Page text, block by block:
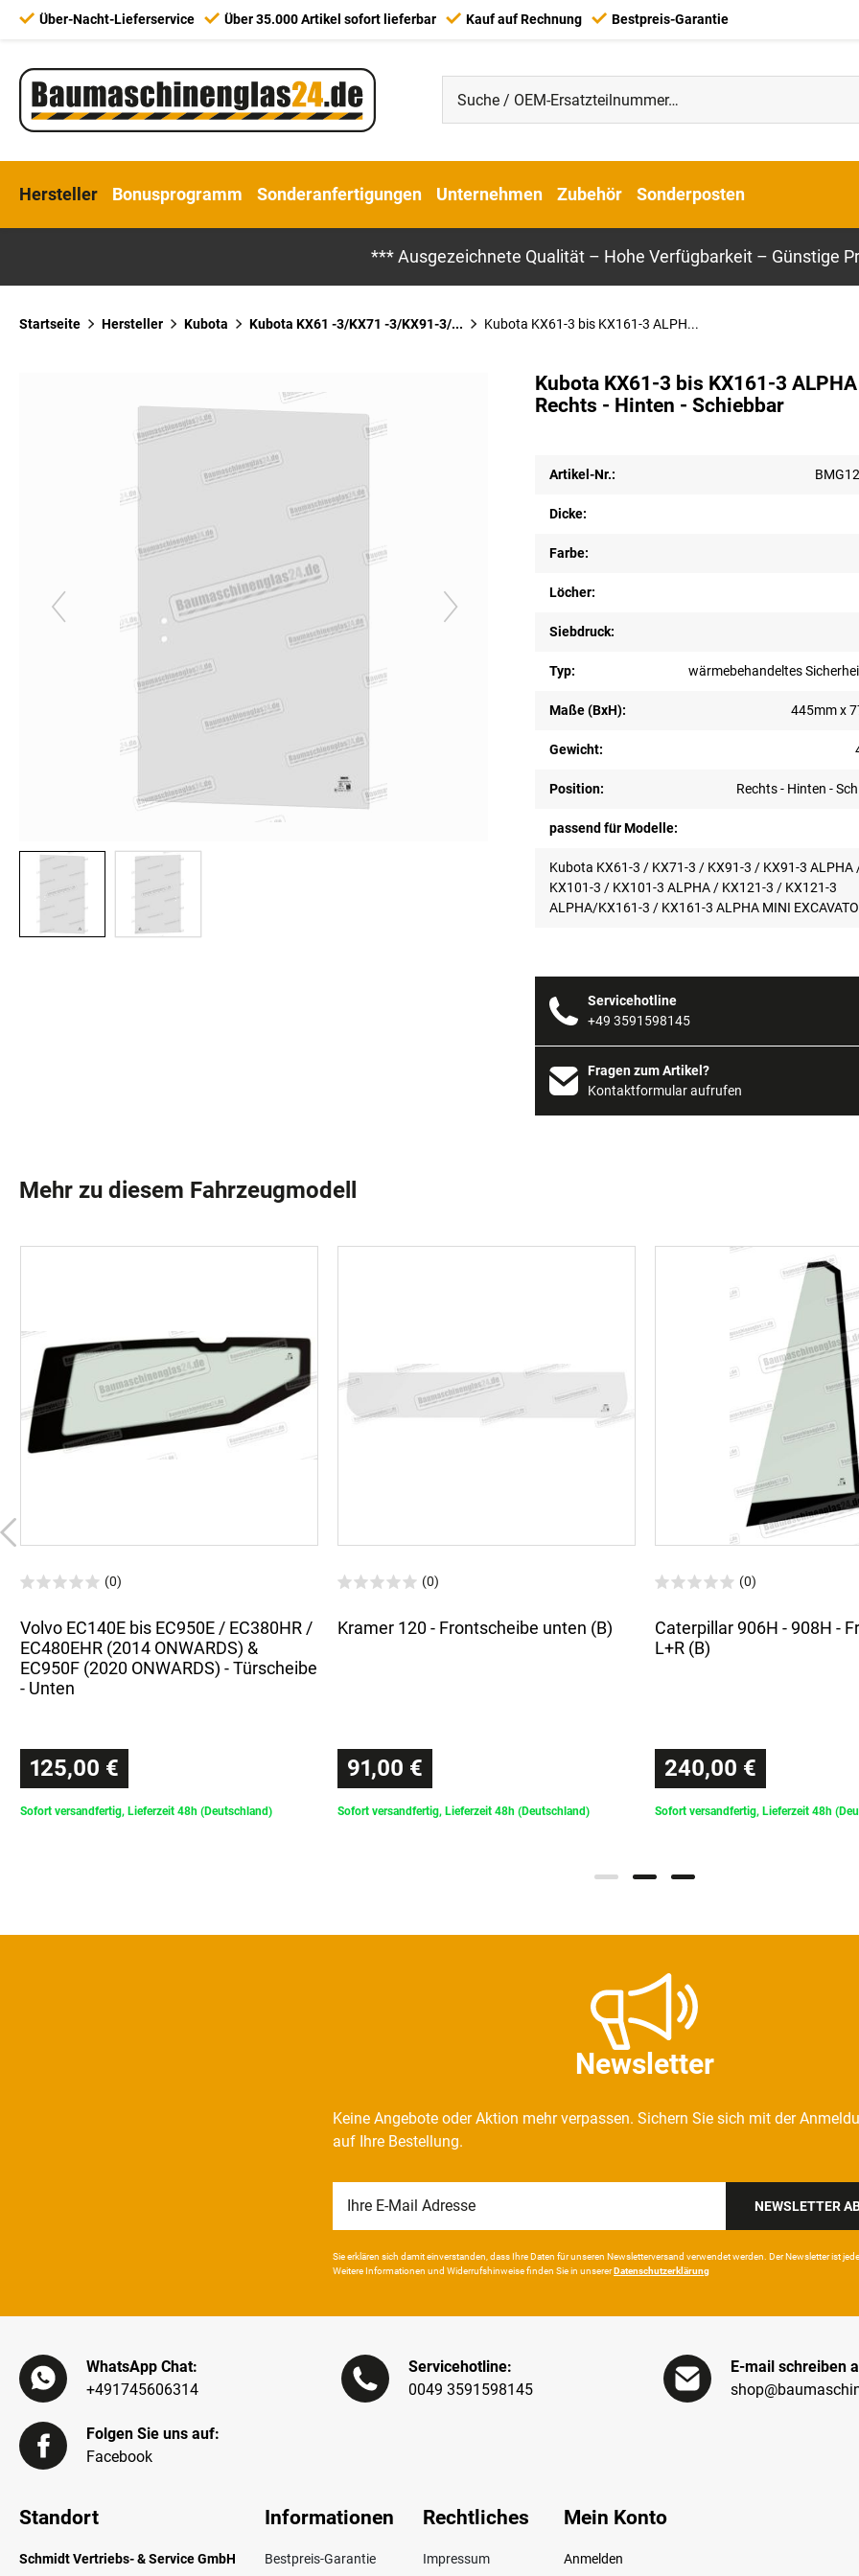
Über-Nacht-Lieferservice Über 35.000 Artikel sofort lieferbar Kauf auf Rechnung Bestpreis-Garantie
Hersteller Bonusprogramm Sonderanfertigungen Unternehmen Zubehör Sonderposten
*** Ausgezeichnete Qualität – Hohe Verfügbarkeit – Günstige
Startseite Hersteller Kubota Kubota KX61 -3/KX71 -3/KX91-3/... Kubota KX61-3 bis KX161-3 ALPH...
Kubota KX61-3 bis KX161-3
Rechts - Hinten - Schiebbar
Artikel-Nr.:
Dicke:
Farbe:
Löcher:
Siebdruck:
Typ: wärmebehandeltes
Maße (BxH): 445mm x
Gewicht:
Position: Rechts - Hinten -
passend für Modelle:
Kubota KX61-3 / KX71-3 / KX91-3 / KX91-3 ALPHA
KX101-3 / KX101-3 ALPHA / KX121-3 / KX121-3
ALPHA/KX161-3 / KX161-3 ALPHA MINI
Servicehotline
+49 3591598145
Fragen zum Artikel?
Kontaktformular aufrufen
Mehr zu diesem Fahrzeugmodell
(0)
Volvo EC140E bis EC950E / EC380HR /
EC480EHR (2014 ONWARDS) &
EC950F (2020 ONWARDS) - Türscheibe
- Unten
125,00 €
Sofort versandfertig, Lieferzeit 48h (Deutschland)
(0)
Kramer 120 - Frontscheibe unten (B)
91,00 €
Sofort versandfertig, Lieferzeit 48h (Deutschland)
(0)
Caterpillar 906H - 908H -
L+R (B)
240,00 €
Sofort versandfertig, Lieferzeit 48h
Newsletter
Keine Angebote oder Aktion mehr verpassen. Sichern Sie sich mit der
auf Ihre Bestellung.
Honig
NEWSLETTER
Sie erklären sich damit ein­ver­standen, dass Ihre Da­ten für unseren News­letter­versand ver­wen­det werden. Der News­letter ist
Weitere Infor­mationen und Wider­rufshin­weise finden Sie in unsererDaten­schutz­erklärung
WhatsApp Chat:
+491745606314
Servicehotline:
0049 3591598145
E-mail schreiben
Folgen Sie uns auf:
Facebook
Standort
Schmidt Vertriebs- & Service GmbH
Informationen
Bestpreis-Garantie
Rechtliches
Impressum
Mein Konto
Anmelden